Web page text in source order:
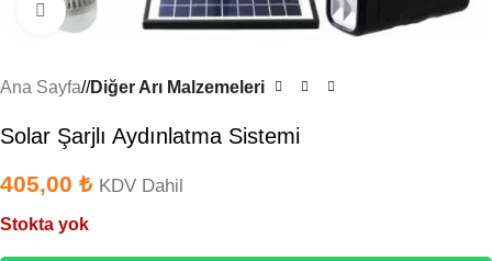
Büyütmek için tıklayın
Ana Sayfa/ Diğer Arı Malzemeleri
Solar Şarjlı Aydınlatma Sistemi
405,00 ₺ KDV Dahil
Stokta yok